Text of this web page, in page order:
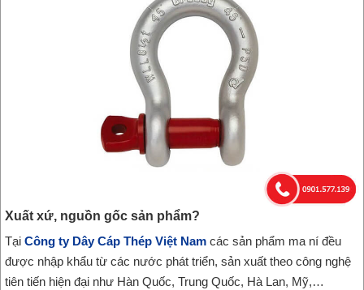
Xuất xứ, nguồn gốc sản phẩm?
Tại Công ty Dây Cáp Thép Việt Nam các sản phẩm ma ní đều
được nhập khẩu từ các nước phát triển, sản xuất theo công nghệ
tiên tiến hiện đại như Hàn Quốc, Trung Quốc, Hà Lan, Mỹ,…